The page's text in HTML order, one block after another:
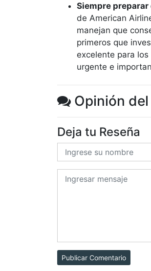
Siempre preparar
de American
manejan que
primeros que
excelente para
urgente e
Opinión
Deja tu Reseña
Publicar Comentario